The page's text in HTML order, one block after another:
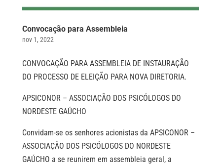
Convocação para Assembleia
nov 1, 2022
CONVOCAÇÃO PARA ASSEMBLEIA DE INSTAURAÇÃO
DO PROCESSO DE ELEIÇÃO PARA NOVA DIRETORIA.
APSICONOR – ASSOCIAÇÃO DOS PSICÓLOGOS DO
NORDESTE GAÚCHO
Convidam-se os senhores acionistas da APSICONOR –
ASSOCIAÇÃO DOS PSICÓLOGOS DO NORDESTE
GAÚCHO a se reunirem em assembleia geral, a